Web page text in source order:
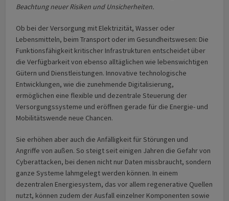
Beachtung neuer Risiken und Unsicherheiten.
Ob bei der Versorgung mit Elektrizität, Wasser oder
Lebensmitteln, beim Transport oder im Gesundheitswesen: Die
Funktionsfähigkeit kritischer Infrastrukturen entscheidet über
die Verfügbarkeit von ebenso alltäglichen wie lebenswichtigen
Gütern und Dienst­leistungen. Innovative technologische
Entwicklungen, wie die zunehmende Digitalisierung,
ermöglichen eine flexible und dezentrale Steuerung der
Versorgungs­systeme und eröffnen gerade für die Energie- und
Mobilitätswende neue Chancen.
Sie erhöhen aber auch die Anfälligkeit für Störungen und
Angriffe von außen. So steigt seit einigen Jahren die Gefahr von
Cyberattacken, bei denen nicht nur Daten missbraucht, sondern
ganze Systeme lahmgelegt werden können. In einem
dezentralen Energiesystem, das vor allem regenerative Quellen
nutzt, können zudem der Ausfall einzelner Komponenten sowie